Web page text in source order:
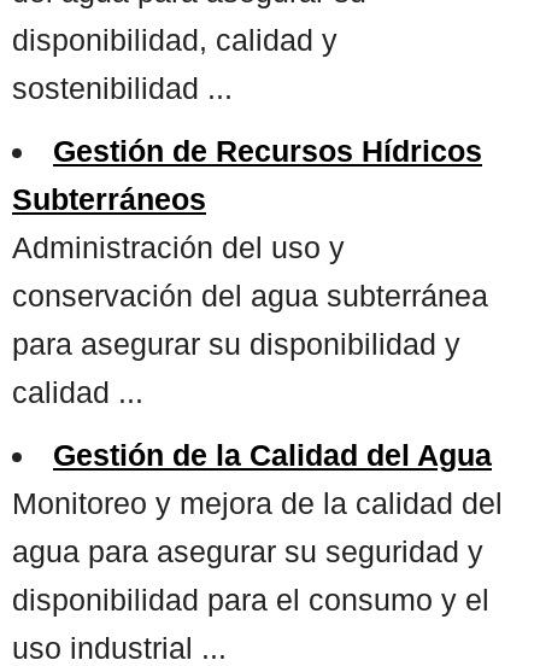
disponibilidad, calidad y
sostenibilidad ...
Gestión de Recursos Hídricos
Subterráneos
Administración del uso y
conservación del agua subterránea
para asegurar su disponibilidad y
calidad ...
Gestión de la Calidad del Agua
Monitoreo y mejora de la calidad del
agua para asegurar su seguridad y
disponibilidad para el consumo y el
uso industrial ...